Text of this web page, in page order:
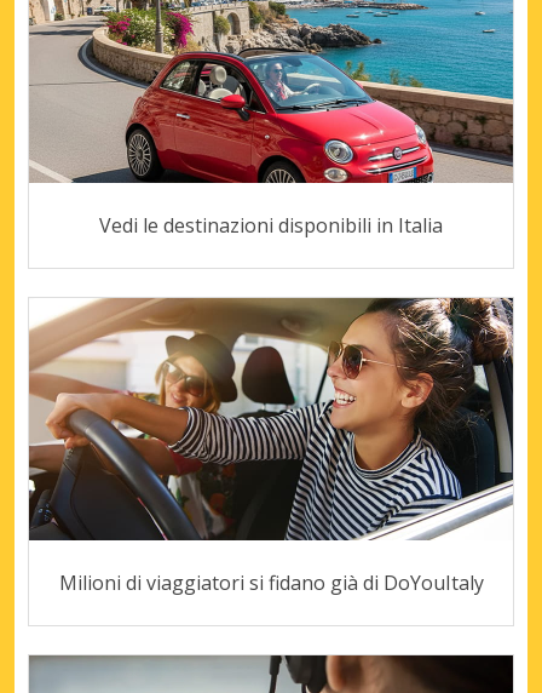
Vedi le destinazioni disponibili in Italia
Milioni di viaggiatori si fidano già di DoYouItaly